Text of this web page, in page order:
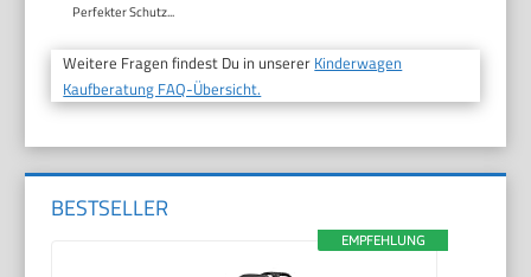
Perfekter Schutz...
Weitere Fragen findest Du in unserer Kinderwagen
Kaufberatung FAQ-Übersicht.
BESTSELLER
EMPFEHLUNG